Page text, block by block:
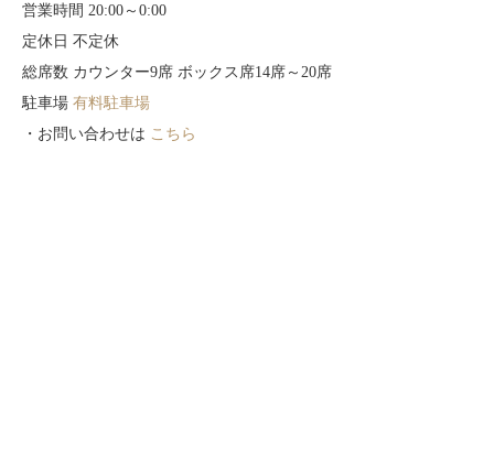
営業時間 20:00～0:00
定休日 不定休
総席数 カウンター9席 ボックス席14席～20席
駐車場 有料駐車場
・お問い合わせは こちら